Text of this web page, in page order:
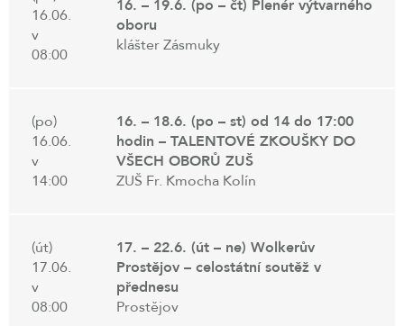
16.06.
v
08:00
16. – 19.6. (po – čt) Plenér výtvarného
oboru
klášter Zásmuky
(po)
16.06.
v
14:00
16. – 18.6. (po – st) od 14 do 17:00
hodin – TALENTOVÉ ZKOUŠKY DO
VŠECH OBORŮ ZUŠ
ZUŠ Fr. Kmocha Kolín
(út)
17.06.
v
08:00
17. – 22.6. (út – ne) Wolkerův
Prostějov – celostátní soutěž v
přednesu
Prostějov